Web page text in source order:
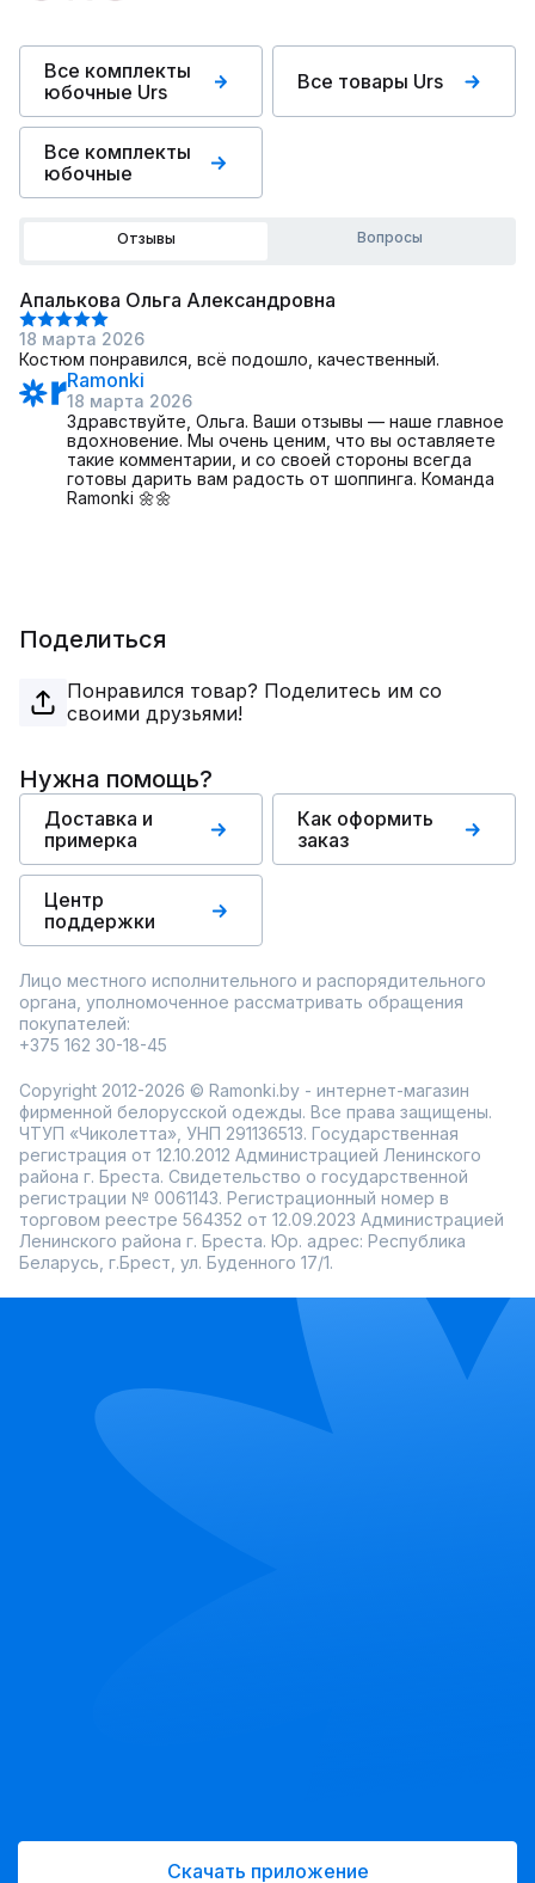
Все комплекты
юбочные Urs
Все товары Urs
Все комплекты
юбочные
Отзывы Вопросы
Апалькова Ольга Александровна
18 марта 2026
Костюм понравился, всё подошло, качественный.
Ramonki
18 марта 2026
Здравствуйте, Ольга. Ваши отзывы — наше главное
вдохновение. Мы очень ценим, что вы оставляете
такие комментарии, и со своей стороны всегда
готовы дарить вам радость от шоппинга. Команда
Ramonki 🌼🌼
Поделиться
Понравился товар? Поделитесь им со
своими друзьями!
Нужна помощь?
Доставка и
примерка
Как оформить
заказ
Центр
поддержки
Лицо местного исполнительного и распорядительного
органа, уполномоченное рассматривать обращения
покупателей:
+375 162 30-18-45
Copyright 2012-2026 © Ramonki.by - интернет-магазин
фирменной белорусской одежды. Все права защищены.
ЧТУП «Чиколетта», УНП 291136513. Государственная
регистрация от 12.10.2012 Администрацией Ленинского
района г. Бреста. Свидетельство о государственной
регистрации № 0061143. Регистрационный номер в
торговом реестре 564352 от 12.09.2023 Администрацией
Ленинского района г. Бреста. Юр. адрес: Республика
Беларусь, г.Брест, ул. Буденного 17/1.
Скачать приложение